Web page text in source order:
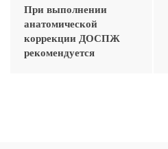
При выполнении
анатомической
коррекции ДОСПЖ
рекомендуется